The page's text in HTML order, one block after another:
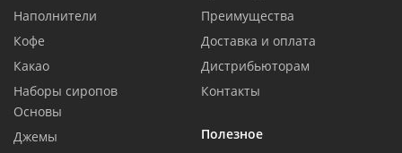
Наполнители
Кофе
Какао
Наборы сиропов
Основы
Джемы
Преимущества
Доставка и оплата
Дистрибьюторам
Контакты
Полезное